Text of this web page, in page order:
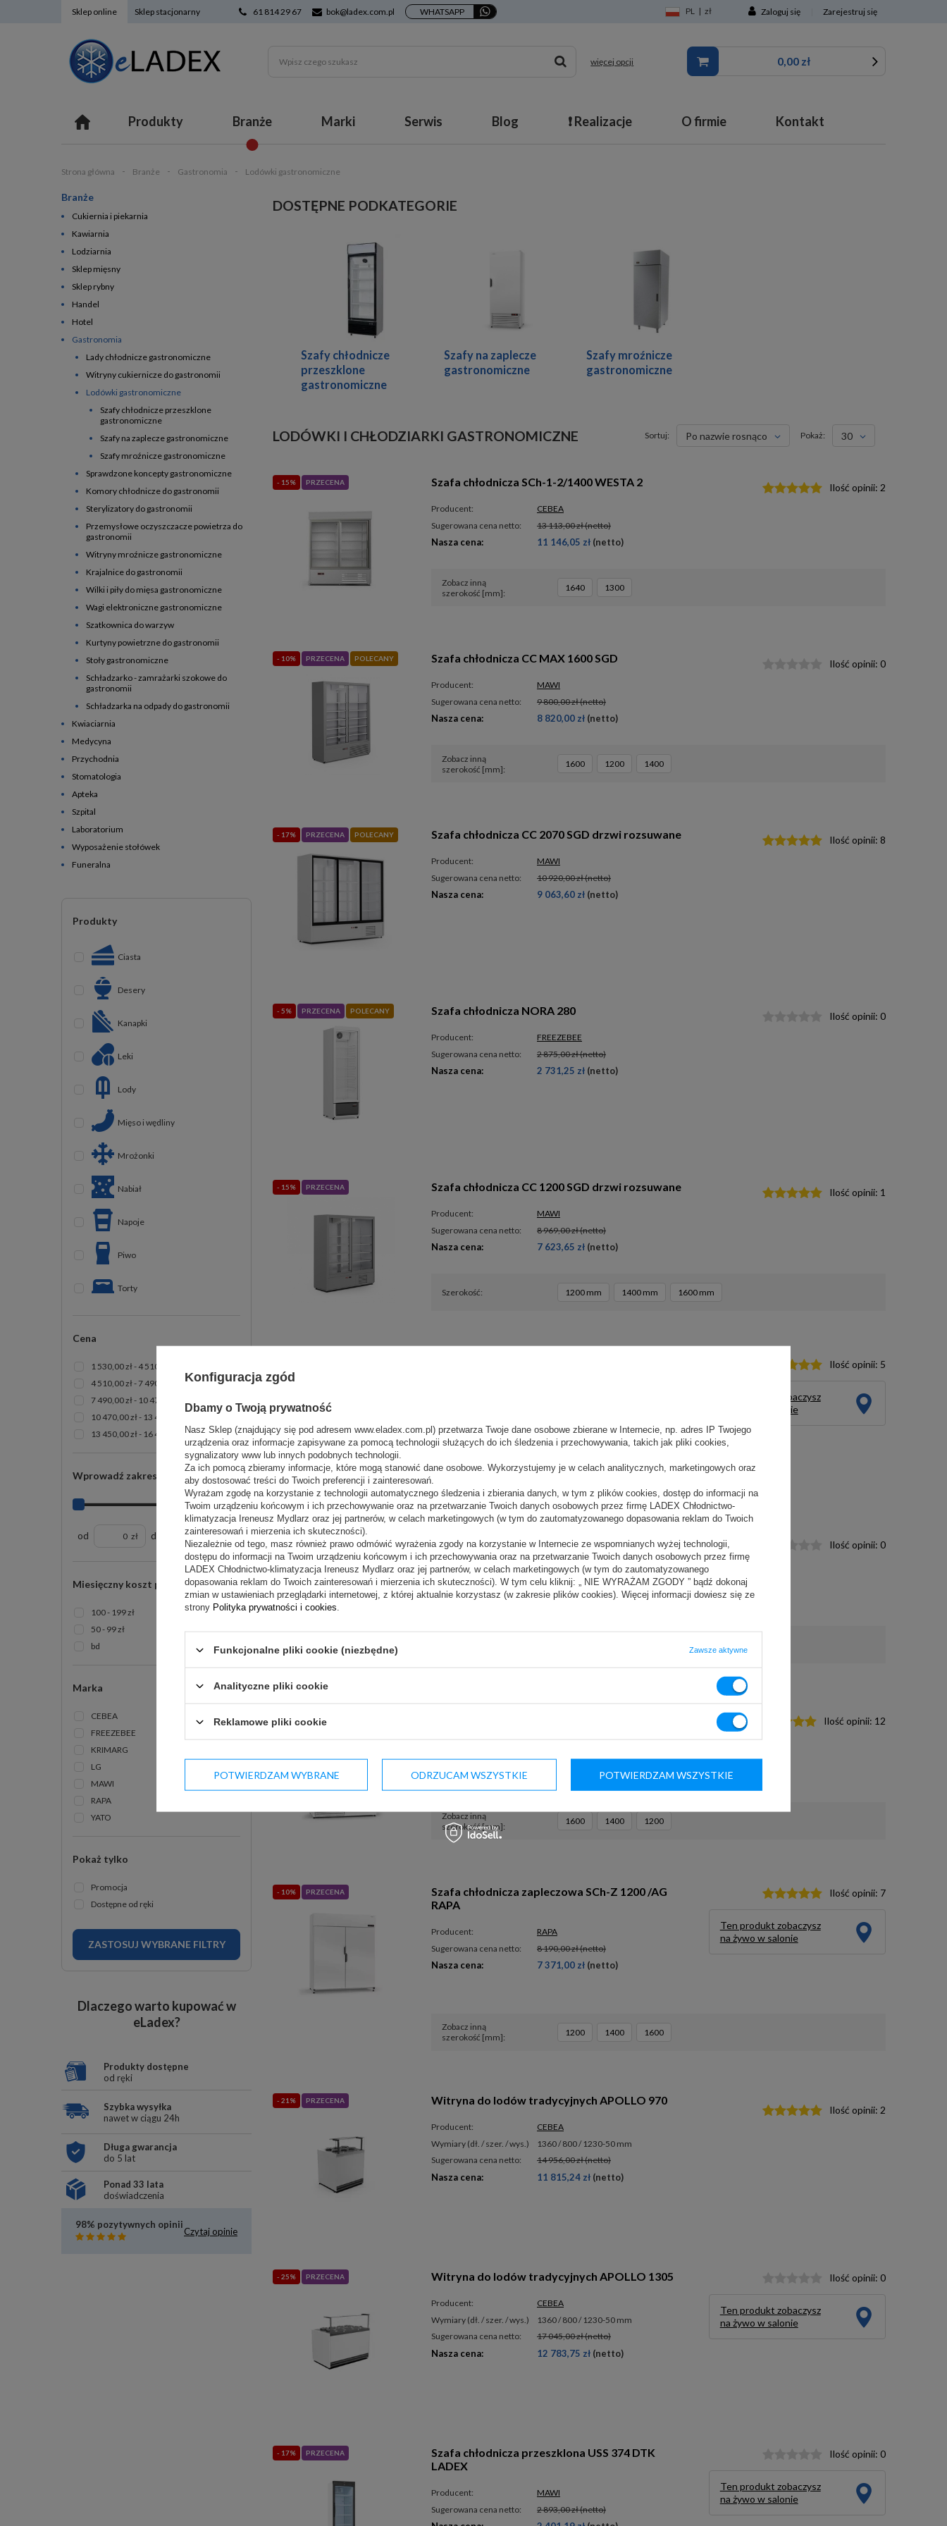
Sklep online Sklep stacjonarny 61 814 29 67 bok@ladex.com.pl WHATSAPP PL | zł Zaloguj się Zarejestruj się
więcej opcji 0,00 zł
Produkty Branże Marki Serwis Blog ❗ Realizacje O firmie Kontakt
Strona główna Branże Gastronomia Lodówki gastronomiczne
Branże
Cukiernia i piekarnia
Kawiarnia
Lodziarnia
Sklep mięsny
Sklep rybny
Handel
Hotel
Gastronomia
Lady chłodnicze gastronomiczne
Witryny cukiernicze do gastronomii
Lodówki gastronomiczne
Szafy chłodnicze przeszklone
gastronomiczne
Szafy na zaplecze gastronomiczne
Szafy mroźnicze gastronomiczne
Sprawdzone koncepty gastronomiczne
Komory chłodnicze do gastronomii
Sterylizatory do gastronomii
Przemysłowe oczyszczacze powietrza do
gastronomii
Witryny mroźnicze gastronomiczne
Krajalnice do gastronomii
Wilki i piły do mięsa gastronomiczne
Wagi elektroniczne gastronomiczne
Szatkownica do warzyw
Kurtyny powietrzne do gastronomii
Stoły gastronomiczne
Schładzarko - zamrażarki szokowe do
gastronomii
Schładzarka na odpady do gastronomii
Kwiaciarnia
Medycyna
Przychodnia
Stomatologia
Apteka
Szpital
Laboratorium
Wyposażenie stołówek
Funeralna
Produkty
Ciasta
Desery
Kanapki
Leki
Lody
Mięso i wędliny
Mrożonki
Nabiał
Napoje
Piwo
Torty
Cena
1 530,00 zł - 4 510,00 zł
4 510,00 zł - 7 490,00 zł
7 490,00 zł - 10 470,00 zł
10 470,00 zł - 13 450,00 zł
13 450,00 zł - 16 430,00 zł
Wprowadź zakres cen
od zł do zł
Miesięczny koszt prądu
100 - 199 zł
50 - 99 zł
bd
Marka
CEBEA
FREEZEBEE
KRIMARG
LG
MAWI
RAPA
YATO
Pokaż tylko
Promocja
Dostępne od ręki
ZASTOSUJ WYBRANE FILTRY
Dlaczego warto kupować w
eLadex?
Produkty dostępne
od ręki
Szybka wysyłka
nawet w ciągu 24h
Długa gwarancja
do 5 lat
Ponad 33 lata
doświadczenia
98% pozytywnych opinii
Czytaj opinie
DOSTĘPNE PODKATEGORIE
Szafy chłodnicze
przeszklone
gastronomiczne
Szafy na zaplecze
gastronomiczne
Szafy mroźnicze
gastronomiczne
LODÓWKI I CHŁODZIARKI GASTRONOMICZNE Sortuj: po nazwie rosnąco Pokaż: 30
- 15% PRZECENA Szafa chłodnicza SCh-1-2/1400 WESTA 2
Producent:
CEBEA
Sugerowana cena netto:
13 113,00 zł(netto)
Nasza cena: 11 146,05 zł (netto)
Ilość opinii: 2
Zobacz inną
szerokość [mm]
1640 1300
- 10% PRZECENA POLECANY Szafa chłodnicza CC MAX 1600 SGD
Producent:
MAWI
Sugerowana cena netto:
9 800,00 zł(netto)
Nasza cena: 8 820,00 zł (netto)
Ilość opinii: 0
Zobacz inną
szerokość [mm]
1600 1200 1400
- 17% PRZECENA POLECANY Szafa chłodnicza CC 2070 SGD drzwi rozsuwane
Producent:
MAWI
Sugerowana cena netto:
10 920,00 zł(netto)
Nasza cena: 9 063,60 zł (netto)
Ilość opinii: 8
- 5% PRZECENA POLECANY Szafa chłodnicza NORA 280
Producent:
FREEZEBEE
Sugerowana cena netto:
2 875,00 zł(netto)
Nasza cena: 2 731,25 zł (netto)
Ilość opinii: 0
- 15% PRZECENA Szafa chłodnicza CC 1200 SGD drzwi rozsuwane
Producent:
MAWI
Sugerowana cena netto:
8 969,00 zł(netto)
Nasza cena: 7 623,65 zł (netto)
Ilość opinii: 1
szerokość 1200 mm 1400 mm 1600 mm
Nasza cena: 2 372,26 zł(netto)
Ilość opinii: 5
Ten produkt zobaczysz
na żywo w salonie
POLECANY Szafa chłodnicza przeszklona GN 400 G biała
Producent:
FREEZEBEE
Sugerowana cena netto:
4 360,00 zł (netto)
Nasza cena: 4 142,00 zł(netto)
Ilość opinii: 0
Sugerowana cena netto:
10 055,00 zł(netto)
Nasza cena: (netto)
Ilość opinii: 12
Zobacz inną
szerokość [mm]
1600 1400 1200
- 10% PRZECENA
Szafa chłodnicza zapleczowa SCh-Z 1200 /AG
RAPA
Producent:
RAPA
Sugerowana cena netto:
8 190,00 zł(netto)
Nasza cena: 7 371,00 zł (netto)
Ilość opinii: 7
Ten produkt zobaczysz
na żywo w salonie
Zobacz inną
szerokość [mm]
1200 1400 1600
- 21% PRZECENA Witryna do lodów tradycyjnych APOLLO 970
Producent:
CEBEA
wymiary (dł. / szer. / wys.)
1360 / 800 / 1230-50 mm
Sugerowana cena netto:
14 956,00 zł(netto)
Nasza cena: 11 815,24 zł (netto)
Ilość opinii: 2
- 25% PRZECENA Witryna do lodów tradycyjnych APOLLO 1305
Producent:
CEBEA
wymiary (dł. / szer. / wys.)
1360 / 800 / 1230-50 mm
Sugerowana cena netto:
17 045,00 zł(netto)
Nasza cena: 12 783,75 zł (netto)
Ilość opinii: 0
Ten produkt zobaczysz
na żywo w salonie
- 17% PRZECENA
Szafa chłodnicza przeszklona USS 374 DTK
LADEX
Producent:
MAWI
Sugerowana cena netto:
2 893,00 zł(netto)
Ilość opinii: 0
Ten produkt zobaczysz
na żywo w salonie
Konfiguracja zgód
Dbamy o Twoją prywatność
Nasz Sklep (znajdujący się pod adresem www.eladex.com.pl) przetwarza Twoje dane osobowe zbierane w Internecie, np. adres IP Twojego
urządzenia oraz informacje zapisywane za pomocą technologii służących do ich śledzenia i przechowywania, takich jak pliki cookies,
sygnalizatory www lub innych podobnych technologii.
Za ich pomocą zbieramy informacje, które mogą stanowić dane osobowe. Wykorzystujemy je w celach analitycznych, marketingowych oraz
aby dostosować treści do Twoich preferencji i zainteresowań.
Wyrażam zgodę na korzystanie z technologii automatycznego śledzenia i zbierania danych, w tym z plików cookies, dostęp do informacji na
Twoim urządzeniu końcowym i ich przechowywanie oraz na przetwarzanie Twoich danych osobowych przez firmę LADEX Chłodnictwo-
klimatyzacja Ireneusz Mydlarz oraz jej partnerów, w celach marketingowych (w tym do zautomatyzowanego dopasowania reklam do Twoich
zainteresowań i mierzenia ich skuteczności).
Niezależnie od tego, masz również prawo odmówić wyrażenia zgody na korzystanie w Internecie ze wspomnianych wyżej technologii,
dostępu do informacji na Twoim urządzeniu końcowym i ich przechowywania oraz na przetwarzanie Twoich danych osobowych przez firmę
LADEX Chłodnictwo-klimatyzacja Ireneusz Mydlarz oraz jej partnerów, w celach marketingowych (w tym do zautomatyzowanego
dopasowania reklam do Twoich zainteresowań i mierzenia ich skuteczności). W tym celu kliknij: „ NIE WYRAŻAM ZGODY ” bądź dokonaj
zmian w ustawieniach przeglądarki internetowej, z której aktualnie korzystasz (w zakresie plików cookies). Więcej informacji dowiesz się ze
strony Polityka prywatności i cookies
Funkcjonalne pliki cookie (niezbędne) Zawsze aktywne
Analityczne pliki cookie
Reklamowe pliki cookie
POTWIERDZAM WYBRANE ODRZUCAM WSZYSTKIE POTWIERDZAM WSZYSTKIE